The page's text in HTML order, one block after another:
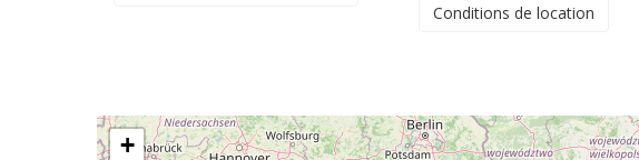
Conditions de location
+